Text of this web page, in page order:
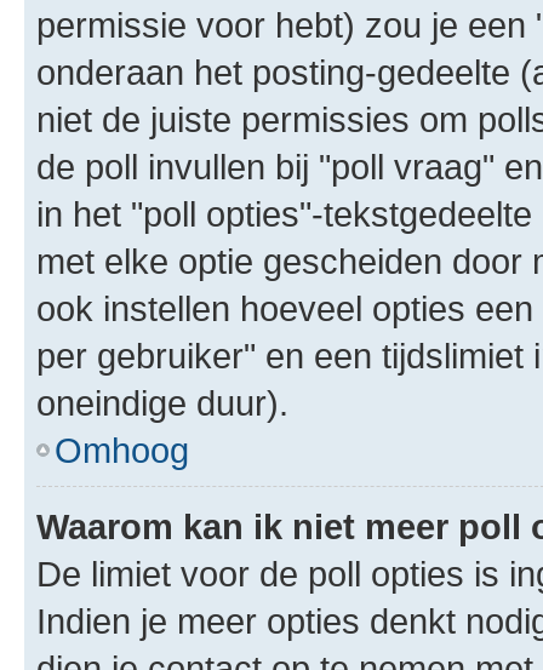
permissie voor hebt) zou je
onderaan het posting-gedeelte
niet de juiste permissies om
de poll invullen bij "poll vraag"
in het "poll opties"-
met elke optie gescheiden door
ook instellen hoeveel opties
per gebruiker" en een
oneindige duur).
Omhoog
Waarom kan ik niet meer poll
De limiet voor de poll opties is
Indien je meer opties denkt